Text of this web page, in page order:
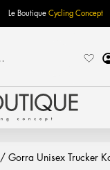
Le Boutique Cycling Concept
/ Gorra Unisex Trucker